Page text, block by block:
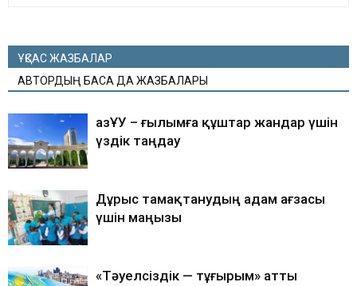
ҰҚСАС ЖАЗБАЛАР
АВТОРДЫҢ БАСҚА ДА ЖАЗБАЛАРЫ
ҚазҰУ – ғылымға құштар жандар үшін
үздік таңдау
Дұрыс тамақтанудың адам ағзасы
үшін маңызы
«Тәуелсіздік — тұғырым» атты